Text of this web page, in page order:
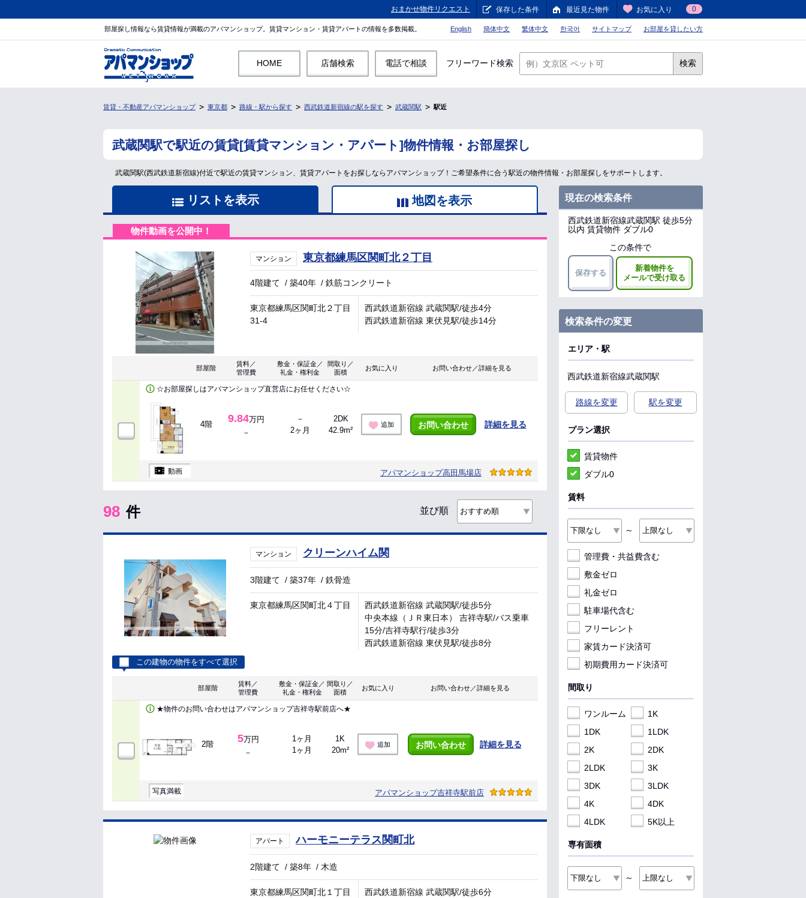
おまかせ物件リクエスト 保存した条件 最近見た物件 お気に入り 0
部屋探し情報なら賃貸情報が満載のアパマンショップ。賃貸マンション・賃貸アパートの情報を多数掲載。 English 簡体中文 繁体中文 한국어 サイトマップ お部屋を貸したい方
HOME 店舗検索 電話で相談 フリーワード検索 検索
賃貸・不動産アパマンショップ 東京都 路線・駅から探す 西武鉄道新宿線の駅を探す 武蔵関駅 駅近
武蔵関駅で駅近の賃貸[賃貸マンション・アパート]物件情報・お部屋探し
武蔵関駅(西武鉄道新宿線)付近で駅近の賃貸マンション、賃貸アパートをお探しならアパマンショップ！ご希望条件に合う駅近の物件情報・お部屋探しをサポートします。
リストを表示 地図を表示
物件動画を公開中！
マンション 東京都練馬区関町北２丁目
4階建て /築40年 /鉄筋コンクリート
東京都練馬区関町北２丁目
31-4
西武鉄道新宿線 武蔵関駅/徒歩4分
西武鉄道新宿線 東伏見駅/徒歩14分
部屋階
賃料／
管理費
敷金・保証金／
礼金・権利金
間取り／
面積
お気に入り お問い合わせ／詳細を見る
☆お部屋探しはアパマンショップ直営店にお任せください☆
4階 9.84万円
－
－
2ヶ月
2DK
42.9m²
追加 お問い合わせ 詳細を見る
動画 アパマンショップ高田馬場店
98 件 並び順
マンション クリーンハイム関
3階建て /築37年 /鉄骨造
東京都練馬区関町北４丁目
西武鉄道新宿線 武蔵関駅/徒歩5分
中央本線（ＪＲ東日本） 吉祥寺駅/バス乗車
15分/吉祥寺駅行/徒歩3分
西武鉄道新宿線 東伏見駅/徒歩8分
この建物の物件をすべて選択
部屋階
賃料／
管理費
敷金・保証金／
礼金・権利金
間取り／
面積
お気に入り お問い合わせ／詳細を見る
★物件のお問い合わせはアパマンショップ吉祥寺駅前店へ★
2階 5万円
－
1ヶ月
1ヶ月
1K
20m²
追加 お問い合わせ 詳細を見る
写真満載 アパマンショップ吉祥寺駅前店
アパート ハーモニーテラス関町北
2階建て /築8年 / 木造
東京都練馬区関町北１丁目
西武鉄道新宿線 武蔵関駅/徒歩6分
現在の検索条件
西武鉄道新宿線武蔵関駅 徒歩5分
以内 賃貸物件 ダブル0
この条件で
保存する
新着物件を
メールで受け取る
検索条件の変更
エリア・駅
西武鉄道新宿線武蔵関駅
路線を変更 駅を変更
プラン選択
賃貸物件
ダブル0
賃料
～
管理費・共益費含む
敷金ゼロ
礼金ゼロ
駐車場代含む
フリーレント
家賃カード決済可
初期費用カード決済可
間取り
ワンルーム
1K
1DK
1LDK
2K
2DK
2LDK
3K
3DK
3LDK
4K
4DK
4LDK
5K以上
専有面積
～